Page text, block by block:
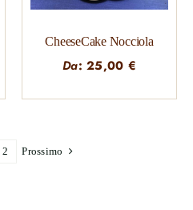
CheeseCake Nocciola
Da:25,00 €
2 Prossimo